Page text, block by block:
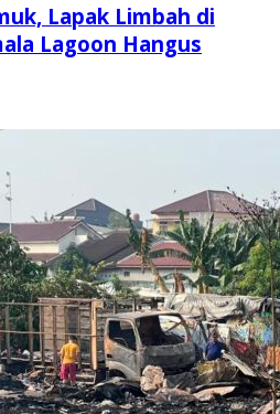
Lapak Limbah di
Lagoon Hangus